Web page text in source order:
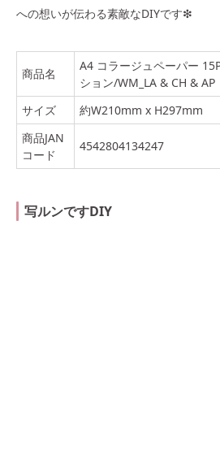
への想いが伝わる素敵なDIYです❇︎
商品名
A4 コラージュペーパー
ション/WM_LA & CH & AP
サイズ
約W210mm x H297mm
商品JAN
コード
4542804134247
写ルンですDIY